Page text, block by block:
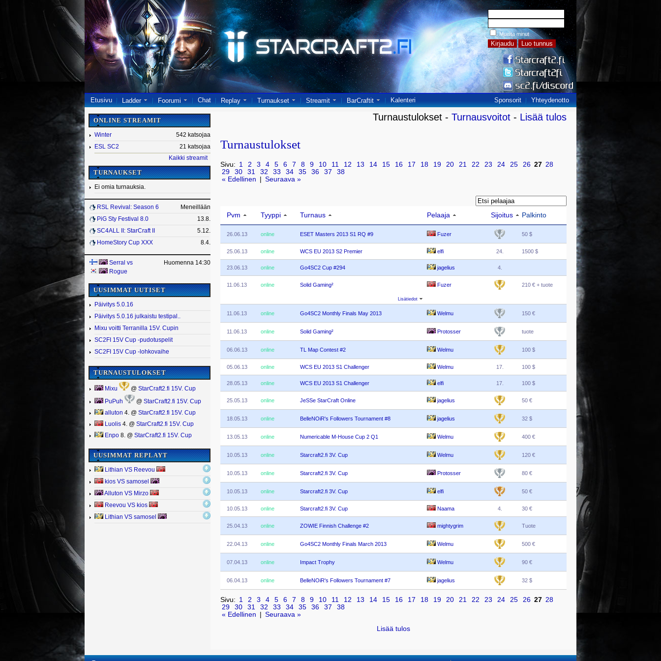
Muista minut
Etusivu Ladder Foorumi Chat Replay Turnaukset Streamit BarCraftit Kalenteri Sponsorit Yhteydenotto
ONLINE STREAMIT
Winter
542 katsojaa
ESL SC2
21 katsojaa
Kaikki streamit
TURNAUKSET
Ei omia turnauksia.
RSL Revival: Season 6
Meneillään
PiG Sty Festival 8.0
13.8.
SC4ALL II: StarCraft II
5.12.
HomeStory Cup XXX
8.4.
Serral vs
Rogue
Huomenna 14:30
UUSIMMAT UUTISET
Päivitys 5.0.16
Päivitys 5.0.16 julkaistu testipal..
Mixu voitti Terranilla 15V. Cupin
SC2FI 15V Cup -pudotuspelit
SC2FI 15V Cup -lohkovaihe
TURNAUSTULOKSET
Mixu @ StarCraft2.fi 15V. Cup
PuPuh @ StarCraft2.fi 15V. Cup
alluton 4. @ StarCraft2.fi 15V. Cup
Luolis 4. @ StarCraft2.fi 15V. Cup
Enpo 8. @ StarCraft2.fi 15V. Cup
UUSIMMAT REPLAYT
Lithian VS Reevou
kios VS samosel
Alluton VS Mirzo
Reevou VS kios
Lithian VS samosel
Turnaustulokset - Turnausvoitot - Lisää tulos
Turnaustulokset
Sivu: 1 2 3 4 5 6 7 8 9 10 11 12 13 14 15 16 17 18 19 20 21 22 23 24 25 26 27 28
29
30 31 32 33 34 35 36 37
38
« Edellinen
Seuraava »
Pvm Tyyppi Turnaus Pelaaja Sijoitus Palkinto
26.06.13 online ESET Masters 2013 S1 RQ #9 Fuzer 50 $
25.06.13 online WCS EU 2013 S2 Premier elfi 24. 1500 $
23.06.13 online Go4SC2 Cup #294 jagelius 4.
11.06.13 online Solid Gaming² Fuzer 210 € + tuote
Lisätiedot
11.06.13 online Go4SC2 Monthly Finals May 2013 Welmu 150 €
11.06.13 online Solid Gaming² Protosser tuote
06.06.13 online TL Map Contest #2 Welmu 100 $
05.06.13 online WCS EU 2013 S1 Challenger Welmu 17. 100 $
28.05.13 online WCS EU 2013 S1 Challenger elfi 17. 100 $
25.05.13 online JeSSe StarCraft Online jagelius 50 €
18.05.13 online BelleNOiR's Followers Tournament #8 jagelius 32 $
13.05.13 online Numericable M-House Cup 2 Q1 Welmu 400 €
10.05.13 online Starcraft2.fi 3V. Cup Welmu 120 €
10.05.13 online Starcraft2.fi 3V. Cup Protosser 80 €
10.05.13 online Starcraft2.fi 3V. Cup elfi 50 €
10.05.13 online Starcraft2.fi 3V. Cup Naama 4. 30 €
25.04.13 online ZOWIE Finnish Challenge #2 mightygrim Tuote
22.04.13 online Go4SC2 Monthly Finals March 2013 Welmu 500 €
07.04.13 online Impact Trophy Welmu 90 €
06.04.13 online BelleNOiR's Followers Tournament #7 jagelius 32 $
Sivu: 1 2 3 4 5 6 7 8 9 10 11 12 13 14 15 16 17 18 19 20 21 22 23 24 25 26 27 28
29
30 31 32 33 34 35 36 37
38
« Edellinen
Seuraava »
Lisää tulos